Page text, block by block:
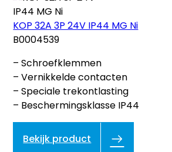
KOP 32A 3P 24V IP44 MG Ni
B0004539
– Schroefklemmen
– Vernikkelde contacten
– Speciale trekontlasting
– Beschermingsklasse IP44
Bekijk product